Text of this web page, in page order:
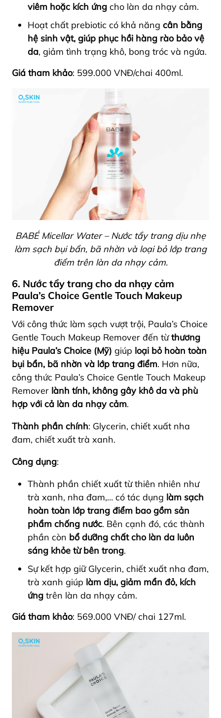
viêm hoặc kích ứng cho làn da nhạy cảm.
Hoạt chất prebiotic có khả năng cân bằng
hệ sinh vật, giúp phục hồi hàng rào bảo vệ
da, giảm tình trạng khô, bong tróc và ngứa.
Giá tham khảo: 599.000 VNĐ/chai 400ml.
BABÉ Micellar Water – Nước tẩy trang dịu nhẹ
làm sạch bụi bẩn, bã nhờn và loại bỏ lớp trang
điểm trên làn da nhạy cảm.
6. Nước tẩy trang cho da nhạy cảm
Paula’s Choice Gentle Touch Makeup
Remover
Với công thức làm sạch vượt trội, Paula’s Choice
Gentle Touch Makeup Remover đến từthương
hiệu Paula’s Choice (Mỹ) giúp loại bỏ hoàn toàn
bụi bẩn, bã nhờn và lớp trang điểm. Hơn nữa,
công thức Paula’s Choice Gentle Touch Makeup
Remover lành tính, không gây khô da và phù
hợp với cả làn da nhạy cảm.
Thành phần chính: Glycerin, chiết xuất nha
đam, chiết xuất trà xanh.
Công dụng:
Thành phần chiết xuất từ thiên nhiên như
trà xanh, nha đam,… có tác dụng làm sạch
hoàn toàn lớp trang điểm bao gồm sản
phẩm chống nước. Bên cạnh đó, các thành
phần còn bổ dưỡng chất cho làn da luôn
sáng khỏe từ bên trong.
Sự kết hợp giữ Glycerin, chiết xuất nha đam,
trà xanh giúp làm dịu, giảm mẩn đỏ, kích
ứng trên làn da nhạy cảm.
Giá tham khảo: 569.000 VNĐ/ chai 127ml.